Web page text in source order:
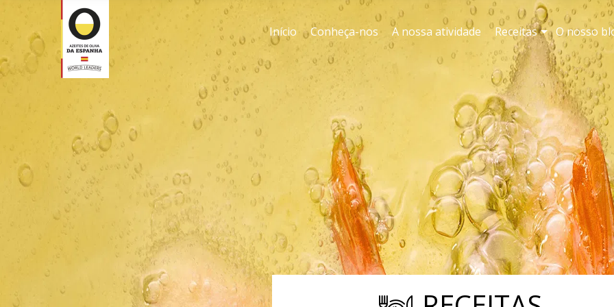
Início Conheça-nos A nossa atividade Receitas O nosso